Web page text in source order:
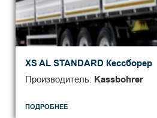
XS AL STANDARD Кессборер
Производитель: Kassbohrer
ПОДРОБНЕЕ